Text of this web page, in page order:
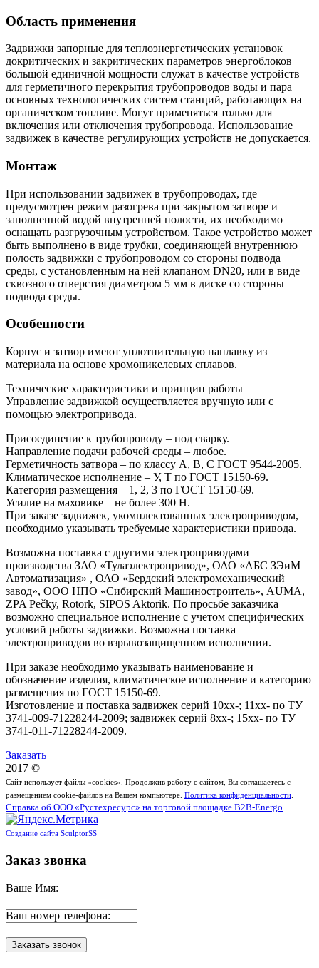
Область применения
Задвижки запорные для теплоэнергетических установок
докритических и закритических параметров энергоблоков
большой единичной мощности служат в качестве устройств
для герметичного перекрытия трубопроводов воды и пара
основных технологических систем станций, работающих на
органическом топливе. Могут применяться только для
включения или отключения трубопровода. Использование
задвижек в качестве регулирующих устройств не допускается.
Монтаж
При использовании задвижек в трубопроводах, где
предусмотрен режим разогрева при закрытом затворе и
заполненной водой внутренней полости, их необходимо
оснащать разгрузочным устройством. Такое устройство может
быть выполнено в виде трубки, соединяющей внутреннюю
полость задвижки с трубопроводом со стороны подвода
среды, с установленным на ней клапаном DN20, или в виде
сквозного отверстия диаметром 5 мм в диске со стороны
подвода среды.
Особенности
Корпус и затвор имеют уплотнительную наплавку из
материала на основе хромоникелевых сплавов.
Технические характеристики и принцип работы
Управление задвижкой осуществляется вручную или с
помощью электропривода.
Присоединение к трубопроводу – под сварку.
Направление подачи рабочей среды – любое.
Герметичность затвора – по классу А, В, С ГОСТ 9544-2005.
Климатическое исполнение – У, Т по ГОСТ 15150-69.
Категория размещения – 1, 2, 3 по ГОСТ 15150-69.
Усилие на маховике – не более 300 Н.
При заказе задвижек, укомплектованных электроприводом,
необходимо указывать требуемые характеристики привода.
Возможна поставка с другими электроприводами
производства ЗАО «Тулаэлектропривод», ОАО «АБС ЗЭиМ
Автоматизация» , ОАО «Бердский электромеханический
завод», ООО НПО «Сибирский Машиностроитель», AUMA,
ZPA Pečky, Rotork, SIPOS Aktorik. По просьбе заказчика
возможно специальное исполнение с учетом специфических
условий работы задвижки. Возможна поставка
электроприводов во взрывозащищенном исполнении.
При заказе необходимо указывать наименование и
обозначение изделия, климатическое исполнение и категорию
размещения по ГОСТ 15150-69.
Изготовление и поставка задвижек серий 10хх-; 11хх- по ТУ
3741-009-71228244-2009; задвижек серий 8хх-; 15хх- по ТУ
3741-011-71228244-2009.
Заказать
2017 ©
Сайт использует файлы «cookies». Продолжив работу с сайтом, Вы соглашаетесь с
размещением cookie-файлов на Вашем компьютере. Политика конфиденциальности
Справка об ООО «Рустехресурс» на торговой площадке B2B-Energo
Создание сайта SculptorSS
Заказ звонка
Ваше Имя:
Ваш номер телефона: